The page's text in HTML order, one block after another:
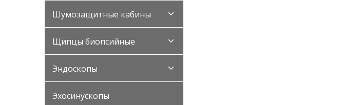
Шумозащитные кабины
Щипцы биопсийные
Эндоскопы
Эхосинускопы